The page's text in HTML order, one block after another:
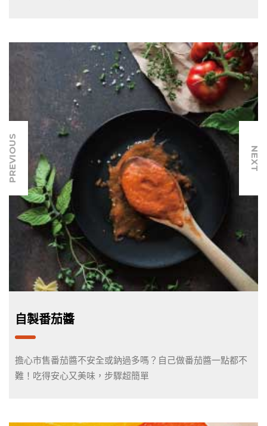
自製番茄醬
擔心市售番茄醬不安全或鈉過多嗎？自己做番茄醬一點都不
難！吃得安心又美味，步驟超簡單
PREVIOUS NEXT